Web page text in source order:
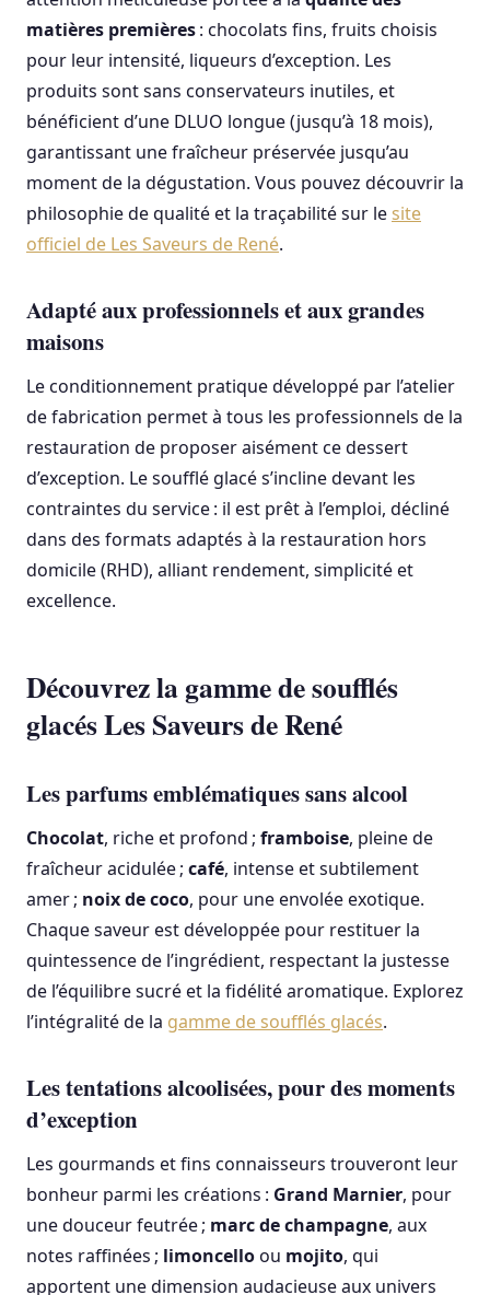
matières premières: chocolats fins, fruits choisis
pour leur intensité, liqueurs d’exception. Les
produits sont sans conservateurs inutiles, et
bénéficient d’une DLUO longue (jusqu’à 18 mois),
garantissant une fraîcheur préservée jusqu’au
moment de la dégustation. Vous pouvez découvrir la
philosophie de qualité et la traçabilité sur lesite
officiel de Les Saveurs de René.
Adapté aux professionnels et aux grandes
maisons
Le conditionnement pratique développé par l’atelier
de fabrication permet à tous les professionnels de la
restauration de proposer aisément ce dessert
d’exception. Le soufflé glacé s’incline devant les
contraintes du service : il est prêt à l’emploi, décliné
dans des formats adaptés à la restauration hors
domicile (RHD), alliant rendement, simplicité et
excellence.
Découvrez la gamme de soufflés
glacés Les Saveurs de René
Les parfums emblématiques sans alcool
Chocolat, riche et profond ; framboise, pleine de
fraîcheur acidulée ; café, intense et subtilement
amer ; noix de coco, pour une envolée exotique.
Chaque saveur est développée pour restituer la
quintessence de l’ingrédient, respectant la justesse
de l’équilibre sucré et la fidélité aromatique. Explorez
l’intégralité de la gamme de soufflés glacés.
Les tentations alcoolisées, pour des moments
d’exception
Les gourmands et fins connaisseurs trouveront leur
bonheur parmi les créations : Grand Marnier, pour
une douceur feutrée ; marc de champagne, aux
notes raffinées ; limoncelloou mojito, qui
apportent une dimension audacieuse aux univers